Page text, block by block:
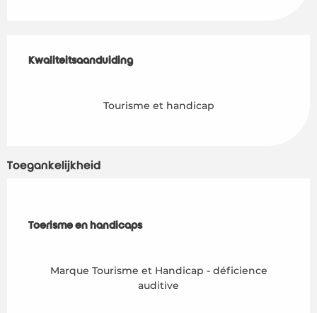
Kwaliteitsaanduiding
Kwaliteitsaanduiding
Tourisme et handicap
Toegankelijkheid
Toerisme en handicaps
Toerisme en handicaps
Marque Tourisme et Handicap - déficience
auditive